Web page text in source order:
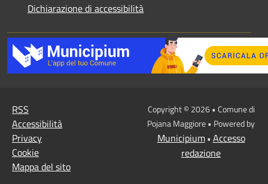
Dichiarazione di accessibilità
RSS
Accessibilità
Privacy
Cookie
Mappa del sito
Copyright © 2026 • Comune di
Pojana Maggiore • Powered by
Municipium• Accesso
redazione